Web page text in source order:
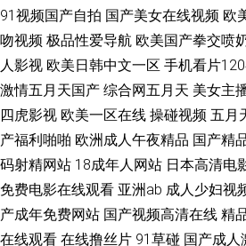
美男人女人免费视频 亚洲综合另类专区在线
免费看 飘花电影在线观看视频 一区二区太黄视
国产露出豆花刺激一区 欧美妇人AAAAXXXX
中文字幕精品 牛牛影院成年人夜夜视频 我不
黄色性爱影院 青青草a国产免费观看 91海角真
91视频国产自拍 国产美女在线视频 欧
吻视频 极品性爱导航 欧美国产拳交喷
人影视 欧美日韩中文一区 手机看片
激情五月天国产 综合网五月天 美女主
四虎影视 欧美一区在线 操碰视频 五月
产福利啪啪 欧洲成人午夜精品 国产精
码射精网站 18成年人网站 日本高清电
免费电影在线观看 亚洲ab 成人少妇视
产成年免费网站 国产视频高清在线 精
在线观看 在线撸丝片 91草碰 国产成人